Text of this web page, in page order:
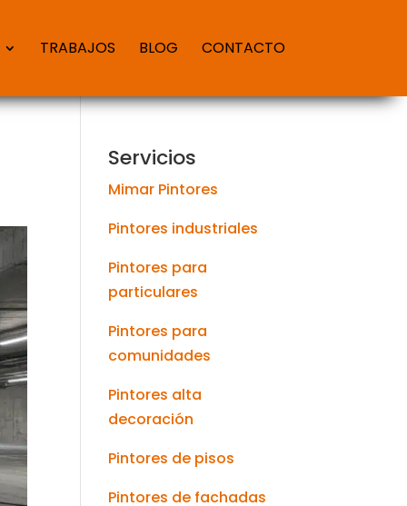
TRABAJOS BLOG CONTACTO
Servicios
Mimar Pintores
Pintores industriales
Pintores para
particulares
Pintores para
comunidades
Pintores alta
decoración
Pintores de pisos
Pintores de fachadas